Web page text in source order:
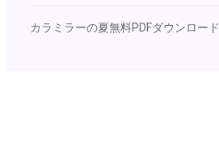
カラミラーの夏無料PDFダウンロード